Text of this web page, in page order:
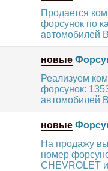
Продается
форсунок по
автомобилей
новые
Реализуем
форсунок:
автомобилей
новые
На продажу
номер
CHEVROLET